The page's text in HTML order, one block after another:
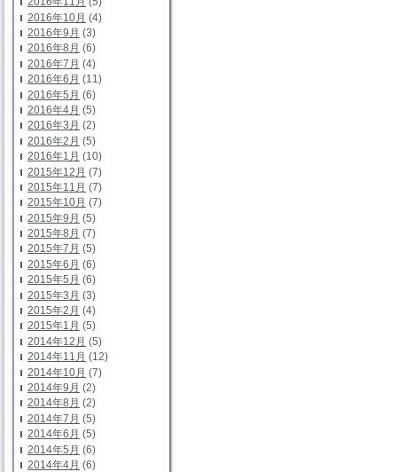
2016年10月 (4)
2016年9月 (3)
2016年8月 (6)
2016年7月 (4)
2016年6月 (11)
2016年5月 (6)
2016年4月 (5)
2016年3月 (2)
2016年2月 (5)
2016年1月 (10)
2015年12月 (7)
2015年11月 (7)
2015年10月 (7)
2015年9月 (5)
2015年8月 (7)
2015年7月 (5)
2015年6月 (6)
2015年5月 (6)
2015年3月 (3)
2015年2月 (4)
2015年1月 (5)
2014年12月 (5)
2014年11月 (12)
2014年10月 (7)
2014年9月 (2)
2014年8月 (2)
2014年7月 (5)
2014年6月 (5)
2014年5月 (6)
2014年4月 (6)